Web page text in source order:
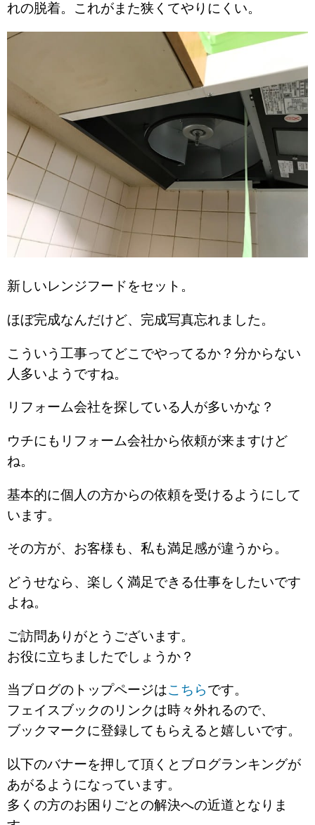
れの脱着。これがまた狭くてやりにくい。
新しいレンジフードをセット。
ほぼ完成なんだけど、完成写真忘れました。
こういう工事ってどこでやってるか？分からない
人多いようですね。
リフォーム会社を探している人が多いかな？
ウチにもリフォーム会社から依頼が来ますけど
ね。
基本的に個人の方からの依頼を受けるようにして
います。
その方が、お客様も、私も満足感が違うから。
どうせなら、楽しく満足できる仕事をしたいです
よね。
ご訪問ありがとうございます。
お役に立ちましたでしょうか？
当ブログのトップページはこちらです。
フェイスブックのリンクは時々外れるので、
ブックマークに登録してもらえると嬉しいです。
以下のバナーを押して頂くとブログランキングが
あがるようになっています。
多くの方のお困りごとの解決への近道となりま